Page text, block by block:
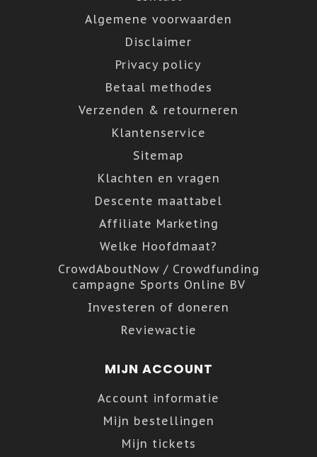
Algemene voorwaarden
Disclaimer
Privacy policy
Betaal methodes
Verzenden & retourneren
Klantenservice
Sitemap
Klachten en vragen
Descente maattabel
Affiliate Marketing
Welke Hoofdmaat?
CrowdAboutNow / Crowdfunding
campagne Sports Online BV
Investeren of doneren
Reviewactie
MIJN ACCOUNT
Account informatie
Mijn bestellingen
Mijn tickets